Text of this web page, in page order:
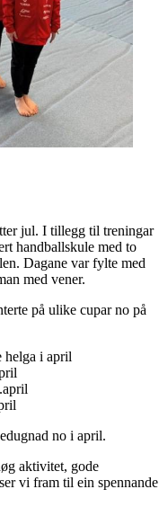
jul. I tillegg til treningar
handballskule med to
Dagane var fylte med
med vener.
på ulike cupar no på
helga i april
no i april.
aktivitet, gode
vi fram til ein spennande